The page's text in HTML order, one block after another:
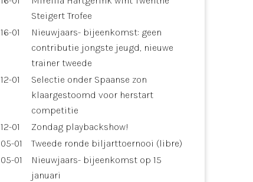
Steigert Trofee
16-01
Nieuwjaars- bijeenkomst: geen
contributie jongste jeugd, nieuwe
trainer tweede
12-01
Selectie onder Spaanse zon
klaargestoomd voor herstart
competitie
12-01
Zondag playbackshow!
05-01
Tweede ronde biljarttoernooi (libre)
05-01
Nieuwjaars- bijeenkomst op 15
januari